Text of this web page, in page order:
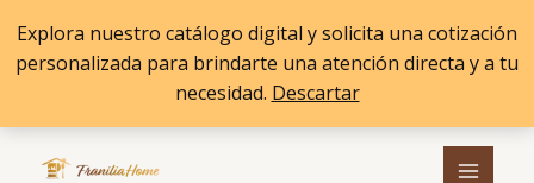
Explora nuestro catálogo digital y solicita una cotización
personalizada para brindarte una atención directa y a tu
necesidad. Descartar
contenido